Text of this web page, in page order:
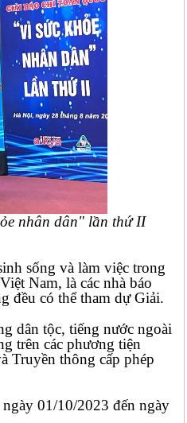
nhân dân" lần thứ II
sống và làm việc trong
Nam, là các nhà báo
đều có thể tham dự Giải.
dân tộc, tiếng nước ngoài
trên các phương tiện
Truyền thông cấp phép
01/10/2023 đến ngày